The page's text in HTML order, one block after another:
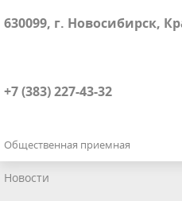
630099, г. Новосибирск,
+7 (383) 227-43-32
Общественная приемная
Новости